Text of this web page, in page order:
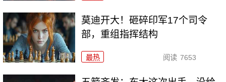
莫迪开大！砸碎印军17个司令
部，重组指挥结构
最热 阅读 7653